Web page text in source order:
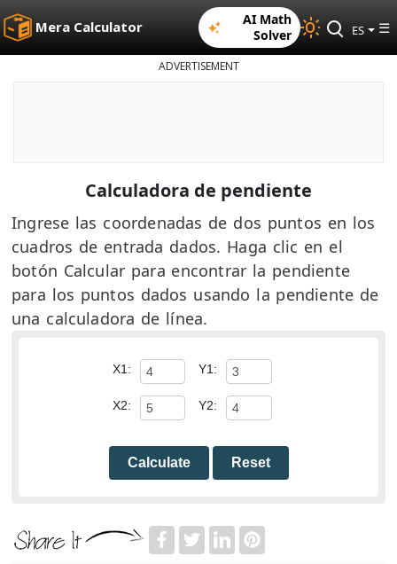
Mera Calculator
AI Math
Solver
ES ☰
ADVERTISEMENT
Calculadora de pendiente
Ingrese las coordenadas de dos puntos en los
cuadros de entrada dados. Haga clic en el
botón Calcular para encontrar la pendiente
para los puntos dados usando la pendiente de
una calculadora de línea.
X1: Y1:
X2: Y2:
Calculate Reset